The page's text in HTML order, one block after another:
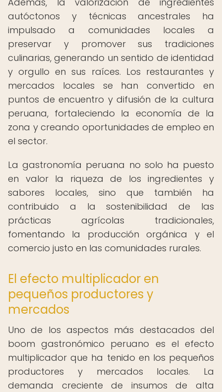
autóctonos y técnicas ancestrales ha
impulsado a comunidades locales a
preservar y promover sus tradiciones
culinarias, generando un sentido de identidad
y orgullo en sus raíces. Los restaurantes y
mercados locales se han convertido en
puntos de encuentro y difusión de la cultura
peruana, fortaleciendo la economía de la
zona y creando oportunidades de empleo en
el sector.
La gastronomía peruana no solo ha puesto
en valor la riqueza de los ingredientes y
sabores locales, sino que también ha
contribuido a la sostenibilidad de las
prácticas agrícolas tradicionales,
fomentando la producción orgánica y el
comercio justo en las comunidades rurales.
El efecto multiplicador en
pequeños productores y
mercados
Uno de los aspectos más destacados del
boom gastronómico peruano es el efecto
multiplicador que ha tenido en los pequeños
productores y mercados locales. La
demanda creciente de insumos de alta